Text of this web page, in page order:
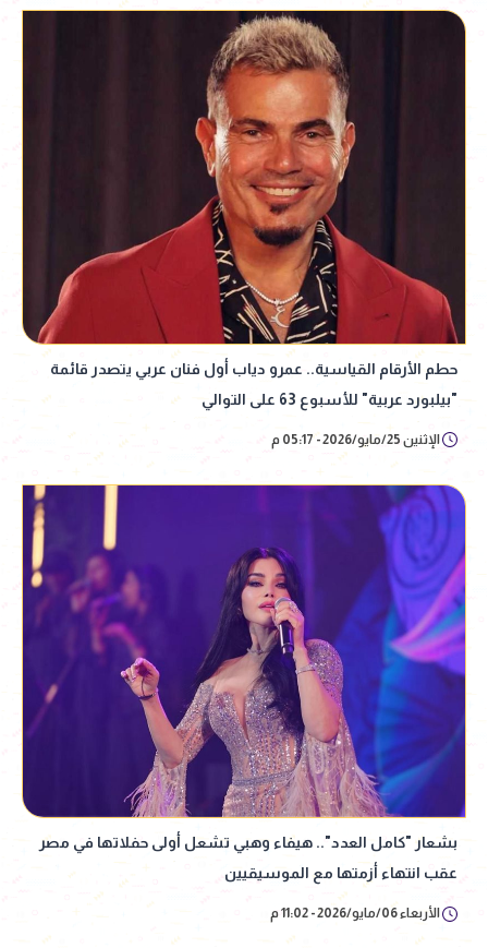
حطم الأرقام القياسية.. عمرو دياب أول فنان عربي يتصدر قائمة
"بيلبورد عربية" للأسبوع 63 على التوالي
الإثنين 25/مايو/2026 - 05:17 م
بشعار "كامل العدد".. هيفاء وهبي تشعل أولى حفلاتها في مصر
عقب انتهاء أزمتها مع الموسيقيين
الأربعاء 06/مايو/2026 - 11:02 م